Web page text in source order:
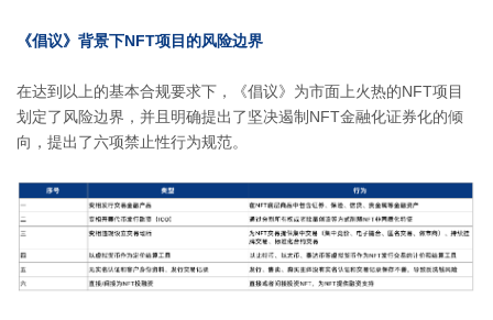
《倡议》背景下NFT项目的风险边界
在达到以上的基本合规要求下，《倡议》为市面上火热的NFT项目
划定了风险边界，并且明确提出了坚决遏制NFT金融化证券化的倾
向，提出了六项禁止性行为规范。